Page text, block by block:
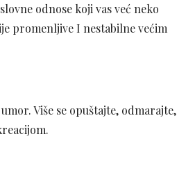
odnose koji vas već neko
promenljive I nestabilne većim
Više se opuštajte, odmarajte,